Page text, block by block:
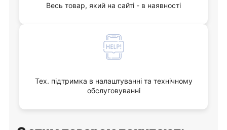
Весь товар, який на сайті - в наявності
Тех. підтримка в налаштуванні та технічному
обслуговуванні